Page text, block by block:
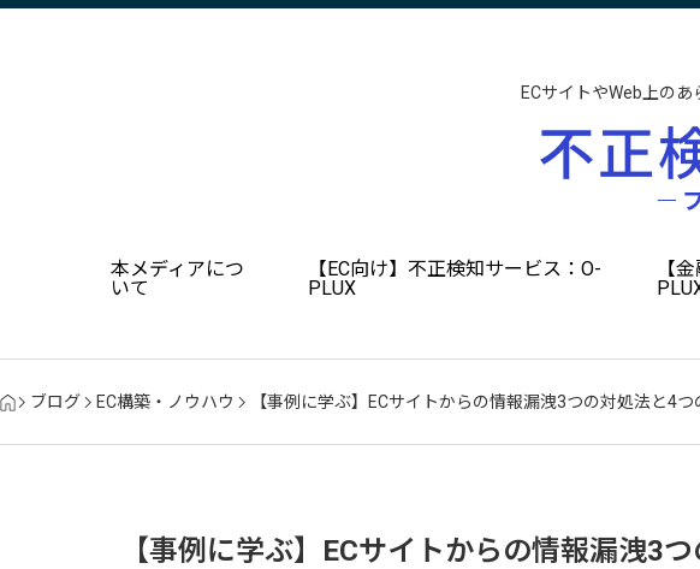
ECサイトやWeb上の
本メディアにつ
いて
【EC向け】不正検知サービス：O-
PLUX
【
ブログ EC構築・ノウハウ 【事例に学ぶ】ECサイトからの情報漏洩3つの対処法と4つ
【事例に学ぶ】ECサイトからの情報漏洩3